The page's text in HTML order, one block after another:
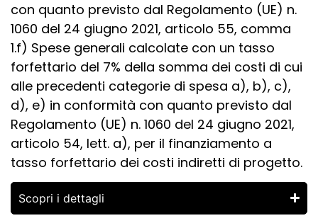
con quanto previsto dal Regolamento (UE) n.
1060 del 24 giugno 2021, articolo 55, comma
1.f) Spese generali calcolate con un tasso
forfettario del 7% della somma dei costi di cui
alle precedenti categorie di spesa a), b), c),
d), e) in conformità con quanto previsto dal
Regolamento (UE) n. 1060 del 24 giugno 2021,
articolo 54, lett. a), per il finanziamento a
tasso forfettario dei costi indiretti di progetto.
Scopri i dettagli